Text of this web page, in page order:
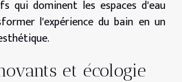
qui dominent les espaces d'eau
l'expérience du bain en un
et écologie